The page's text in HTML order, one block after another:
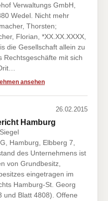
Verwaltungs GmbH,
Wedel. Nicht mehr
Thorsten;
Florian, *XX.XX.XXXX,
die Gesellschaft allein zu
Rechtsgeschäfte mit sich
ansehen
26.02.2015
Hamburg
Hamburg, Elbberg 7,
des Unternehmens ist
von Grundbesitz,
eingetragen im
Hamburg-St. Georg
und Blatt 4808). Offene